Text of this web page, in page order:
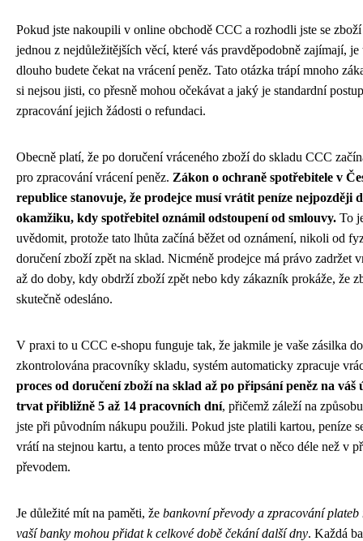
Pokud jste nakoupili v online obchodě CCC a rozhodli jste se
jednou z nejdůležitějších věcí, které vás pravděpodobně zajímají, je
dlouho budete čekat na vrácení peněz. Tato otázka trápí mnoho
si nejsou jisti, co přesně mohou očekávat a jaký je standardní
zpracování jejich žádosti o refundaci.
Obecně platí, že po doručení vráceného zboží do skladu CCC
pro zpracování vrácení peněz. Zákon o ochraně spotřebitele v
republice stanovuje, že prodejce musí vrátit peníze nejpozději
okamžiku, kdy spotřebitel oznámil odstoupení od smlouvy. To
uvědomit, protože tato lhůta začíná běžet od oznámení, nikoli od
doručení zboží zpět na sklad. Nicméně prodejce má právo zadržet
až do doby, kdy obdrží zboží zpět nebo kdy zákazník prokáže, že
skutečně odesláno.
V praxi to u CCC e-shopu funguje tak, že jakmile je vaše zásilka
zkontrolována pracovníky skladu, systém automaticky zpracuje
proces od doručení zboží na sklad až po připsání peněz na váš
trvat přibližně 5 až 14 pracovních dní, přičemž záleží na
jste při původním nákupu použili. Pokud jste platili kartou, peníze
vrátí na stejnou kartu, a tento proces může trvat o něco déle než v
převodem.
Je důležité mít na paměti, že bankovní převody a zpracování plateb
vaší banky mohou přidat k celkové době čekání další dny. Každá